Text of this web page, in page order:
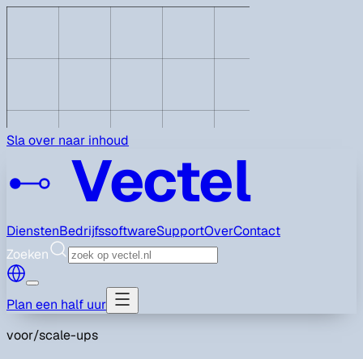
Sla over naar inhoud
Vectel
DienstenBedrijfssoftwareSupportOverContact
Zoeken
Plan een half uur
voor/scale-ups